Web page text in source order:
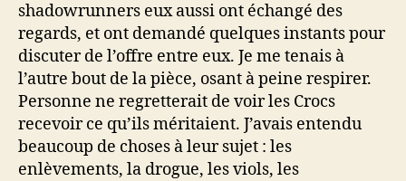
shadowrunners eux aussi ont échangé des
regards, et ont demandé quelques instants pour
discuter de l’offre entre eux. Je me tenais à
l’autre bout de la pièce, osant à peine respirer.
Personne ne regretterait de voir les Crocs
recevoir ce qu’ils méritaient. J’avais entendu
beaucoup de choses à leur sujet : les
enlèvements, la drogue, les viols, les